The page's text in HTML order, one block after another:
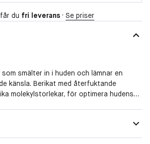
du fri leverans · Se priser
smälter in i huden och lämnar en
känsla. Berikat med återfuktande
molekylstorlekar, för optimera hudens
produktion av hyaluronsyra, vilket ger
ut samt ökad volym och spänst.